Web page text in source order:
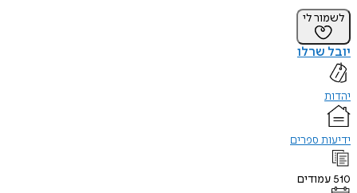
לשמור לי
יובל שרלו
יהדות
ידיעות ספרים
510 עמודים